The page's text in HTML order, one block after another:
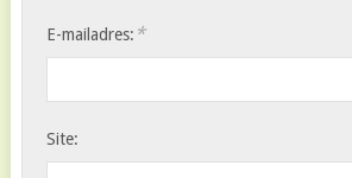
E-mailadres: *
Site: